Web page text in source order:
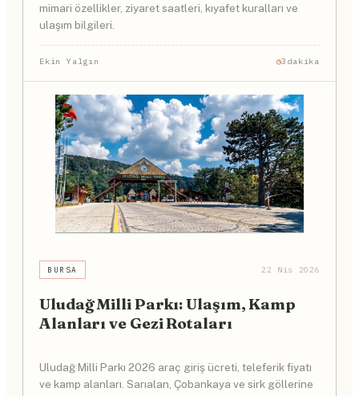
mimari özellikler, ziyaret saatleri, kıyafet kuralları ve
ulaşım bilgileri.
Ekin Yalgın 3dakika
BURSA 22 Nis 2026
Uludağ Milli Parkı: Ulaşım, Kamp
Alanları ve Gezi Rotaları
Uludağ Milli Parkı 2026 araç giriş ücreti, teleferik fiyatı
ve kamp alanları. Sarıalan, Çobankaya ve sirk göllerine